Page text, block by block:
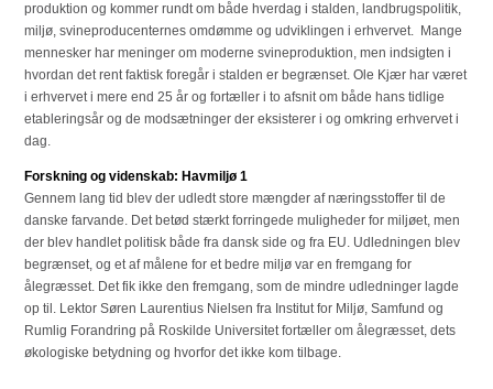
produktion og kommer rundt om både hverdag i stalden, landbrugspolitik,
miljø, svineproducenternes omdømme og udviklingen i erhvervet. Mange
mennesker har meninger om moderne svineproduktion, men indsigten i
hvordan det rent faktisk foregår i stalden er begrænset. Ole Kjær har været
i erhvervet i mere end 25 år og fortæller i to afsnit om både hans tidlige
etableringsår og de modsætninger der eksisterer i og omkring erhvervet i
dag.
Forskning og videnskab: Havmiljø 1
Gennem lang tid blev der udledt store mængder af næringsstoffer til de
danske farvande. Det betød stærkt forringede muligheder for miljøet, men
der blev handlet politisk både fra dansk side og fra EU. Udledningen blev
begrænset, og et af målene for et bedre miljø var en fremgang for
ålegræsset. Det fik ikke den fremgang, som de mindre udledninger lagde
op til. Lektor Søren Laurentius Nielsen fra Institut for Miljø, Samfund og
Rumlig Forandring på Roskilde Universitet fortæller om ålegræsset, dets
økologiske betydning og hvorfor det ikke kom tilbage.